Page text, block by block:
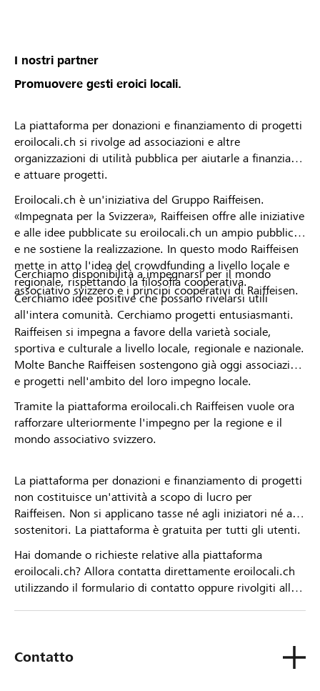
I nostri partner
Promuovere gesti eroici locali.
La piattaforma per donazioni e finanziamento di progetti
eroilocali.ch si rivolge ad associazioni e altre
organizzazioni di utilità pubblica per aiutarle a finanziare
e attuare progetti.
Eroilocali.ch è un'iniziativa del Gruppo Raiffeisen.
«Impegnata per la Svizzera», Raiffeisen offre alle iniziative
e alle idee pubblicate su eroilocali.ch un ampio pubblico
e ne sostiene la realizzazione. In questo modo Raiffeisen
mette in atto l'idea del crowdfunding a livello locale e
regionale, rispettando la filosofia cooperativa.
Cerchiamo idee positive che possano rivelarsi utili
all'intera comunità. Cerchiamo progetti entusiasmanti.
Cerchiamo disponibilità a impegnarsi per il mondo
associativo svizzero e i principi cooperativi di Raiffeisen.
Raiffeisen si impegna a favore della varietà sociale,
sportiva e culturale a livello locale, regionale e nazionale.
Molte Banche Raiffeisen sostengono già oggi associazioni
e progetti nell'ambito del loro impegno locale.
Tramite la piattaforma eroilocali.ch Raiffeisen vuole ora
rafforzare ulteriormente l'impegno per la regione e il
mondo associativo svizzero.
La piattaforma per donazioni e finanziamento di progetti
non costituisce un'attività a scopo di lucro per
Raiffeisen. Non si applicano tasse né agli iniziatori né ai
sostenitori. La piattaforma è gratuita per tutti gli utenti.
Hai domande o richieste relative alla piattaforma
eroilocali.ch? Allora contatta direttamente eroilocali.ch
utilizzando il formulario di contatto oppure rivolgiti alla
Contatto